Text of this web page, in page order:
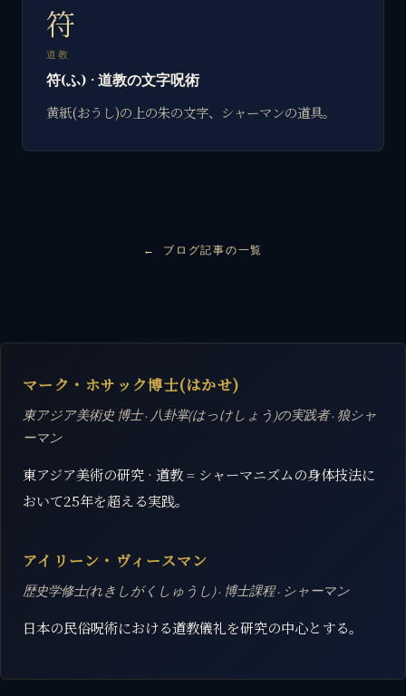
符
道教
符(ふ) · 道教の文字呪術
黄紙(おうし)の上の朱の文字、シャーマンの道具。
ブログ記事の一覧
マーク・ホサック博士(はかせ)
東アジア美術史 博士 · 八卦掌(はっけしょう)の実践者 · 狼シャ
ーマン
東アジア美術の研究 · 道教 = シャーマニズムの身体技法に
おいて25年を超える実践。
アイリーン・ヴィースマン
歴史学修士(れきしがくしゅうし) · 博士課程 · シャーマン
日本の民俗呪術における道教儀礼を研究の中心とする。